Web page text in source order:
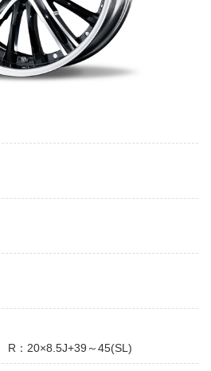
：20×8.5J+39～45(SL)